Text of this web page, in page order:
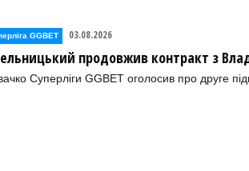
GGBET 03.08.2026
продовжив контракт з
Суперліги GGBET оголосив про друге